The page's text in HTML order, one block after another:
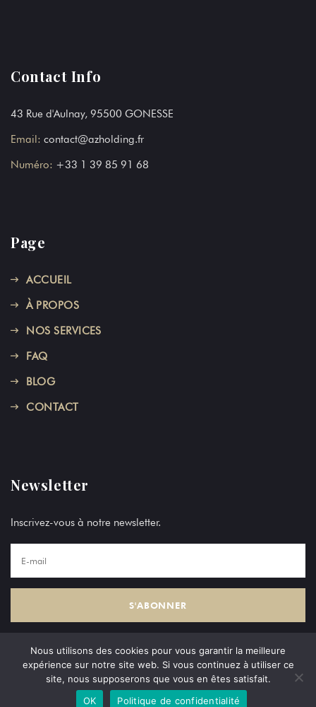
Contact Info
43 Rue d'Aulnay, 95500 GONESSE
Email: contact@azholding.fr
Numéro: +33 1 39 85 91 68
Page
ACCUEIL
À PROPOS
NOS SERVICES
FAQ
BLOG
CONTACT
Newsletter
Inscrivez-vous à notre newsletter.
Copyright © AZ Holding 2024, Tous droits réservés.
Nous utilisons des cookies pour vous garantir la meilleure
expérience sur notre site web. Si vous continuez à utiliser ce
site, nous supposerons que vous en êtes satisfait.
OK
Politique de confidentialité